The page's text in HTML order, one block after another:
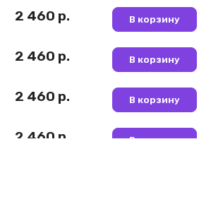
2 460 р. В корзину
2 460 р. В корзину
2 460 р. В корзину
2 460 р. В корзину